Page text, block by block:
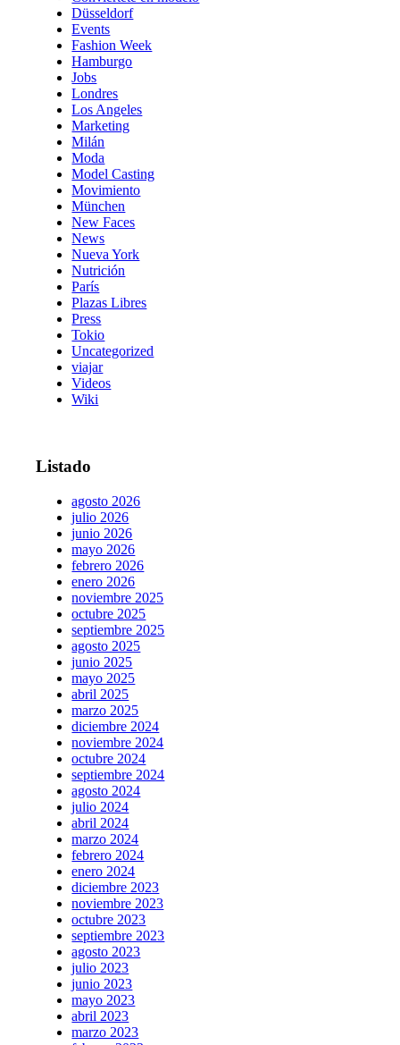
Düsseldorf
Events
Fashion Week
Hamburgo
Jobs
Londres
Los Angeles
Marketing
Milán
Moda
Model Casting
Movimiento
München
New Faces
News
Nueva York
Nutrición
París
Plazas Libres
Press
Tokio
Uncategorized
viajar
Videos
Wiki
Listado
agosto 2026
julio 2026
junio 2026
mayo 2026
febrero 2026
enero 2026
noviembre 2025
octubre 2025
septiembre 2025
agosto 2025
junio 2025
mayo 2025
abril 2025
marzo 2025
diciembre 2024
noviembre 2024
octubre 2024
septiembre 2024
agosto 2024
julio 2024
abril 2024
marzo 2024
febrero 2024
enero 2024
diciembre 2023
noviembre 2023
octubre 2023
septiembre 2023
agosto 2023
julio 2023
junio 2023
mayo 2023
abril 2023
marzo 2023